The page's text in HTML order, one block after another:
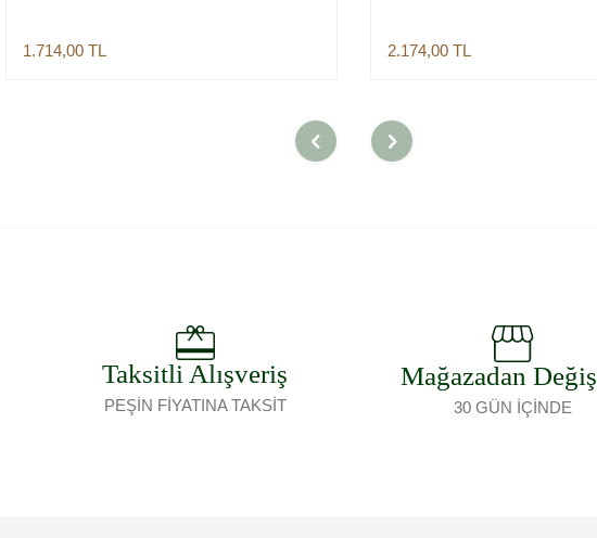
1.714,00 TL 2.174,00 TL
Taksitli Alışveriş
PEŞİN FİYATINA TAKSİT
Mağazadan
30 GÜN İÇİNDE